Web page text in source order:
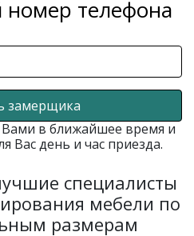
номер телефона
замерщика
Вами в ближайшее время и
Вас день и час приезда.
специалисты
мебели по
размерам